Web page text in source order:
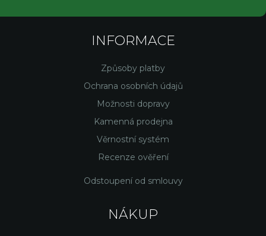
INFORMACE
Způsoby platby
Ochrana osobních údajů
Možnosti dopravy
Kamenná prodejna
Věrnostní systém
Recenze ověření
Odstoupení od smlouvy
NÁKUP